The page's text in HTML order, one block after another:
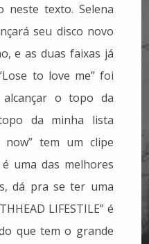
neste texto. Selena
seu disco novo
e as duas faixas já
to love me” foi
o topo da
da minha lista
tem um clipe
uma das melhores
dá pra se ter uma
LIFESTILE” é
que tem o grande